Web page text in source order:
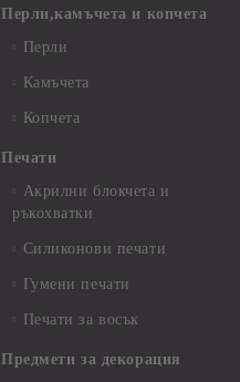
Перли,камъчета и копчета
Перли
Камъчета
Копчета
Печати
Акрилни блокчета и
ръкохватки
Силиконови печати
Гумени печати
Печати за восък
Предмети за декорация